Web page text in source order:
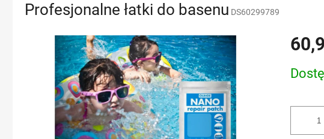
Profesjonalne łatki do basenu DS60299789